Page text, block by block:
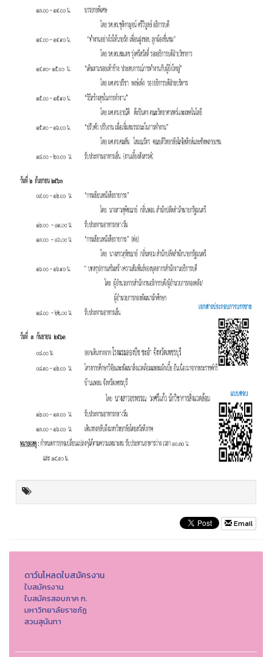
Email
ดาว์นโหลดใบสมัครงาน
ใบสมัครงาน
ใบสมัครสอบภาค ก.
มหาวิทยาลัยราชภัฏ
สวนสุนันทา